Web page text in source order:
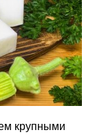
крупными